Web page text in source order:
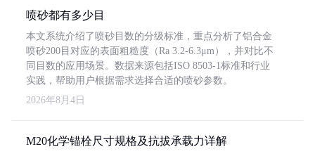
喷砂都有多少目
本文系统介绍了喷砂目数的分级标准，重点分析了铝合金
喷砂200目对应的表面粗糙度（Ra 3.2-6.3μm），并对比不
同目数的应用场景。数据来源包括ISO 8503-1标准和行业
实践，帮助用户根据需求选择合适的喷砂参数。
2026年8月4日
M20化学锚栓尺寸规格及抗拔承载力详解